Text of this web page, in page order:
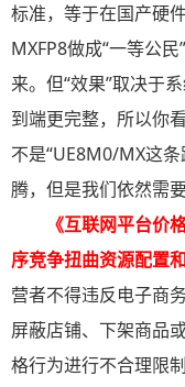
标准，等于在国产硬
MXFP8做成“一等公
来。但“效果”取决于
到端更完整，所以你
不是“UE8M0/MX这
腾，但是我们依然需要
《互联网平台价
序竞争扭曲资源配置
营者不得违反电子商
屏蔽店铺、下架商品
格行为进行不合理限